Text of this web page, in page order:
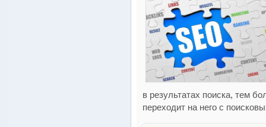
в результатах поиска, тем
переходит на него с